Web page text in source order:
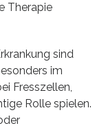
Therapie
sind
im
Fresszellen,
Rolle spielen.